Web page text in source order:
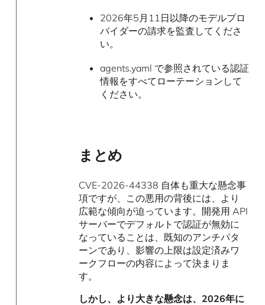
2026年5月11日以降のモデルプロ
バイダーの請求を監査してくださ
い。
agents.yaml で参照されている認証
情報をすべてローテーションして
ください。
まとめ
CVE-2026-44338 自体も重大な懸念事
項ですが、この悪用の背後には、より
広範な傾向が迫っています。開発用 API
サーバーでデフォルトで認証が無効に
なっていることは、既知のアンチパタ
ーンであり、影響の上限は設定済みワ
ークフローの内容によって決まりま
す。
しかし、より大きな懸念は、2026年に